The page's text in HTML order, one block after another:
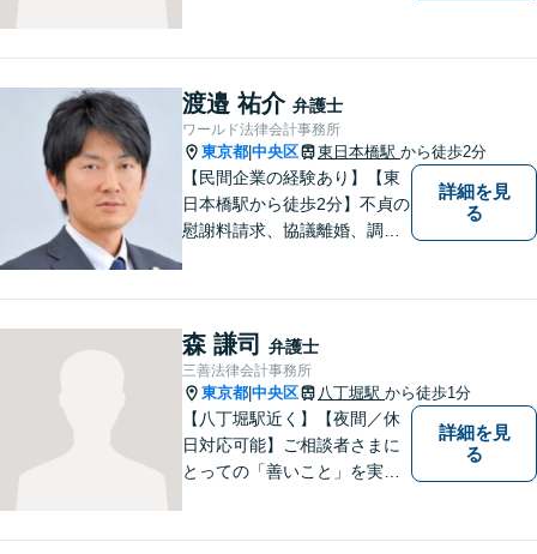
が解決することはありませ
ん。 お気軽にご相談くださ
い。
渡邉 祐介 弁護士
ワールド法律会計事務所
東京都 中央区 東日本橋駅 から徒歩2分
【民間企業の経験あり】【東
日本橋駅から徒歩2分】不貞の
慰謝料請求、協議離婚、調停
さい。最大の味方としてじっ
くりお話をお伺いします。
【粘り強い交渉が強み】
詳細を見
る
森 謙司 弁護士
三善法律会計事務所
東京都 中央区 八丁堀駅 から徒歩1分
【八丁堀駅近く】【夜間／休
日対応可能】ご相談者さまに
とっての「善いこと」を実現
詳細を見
る